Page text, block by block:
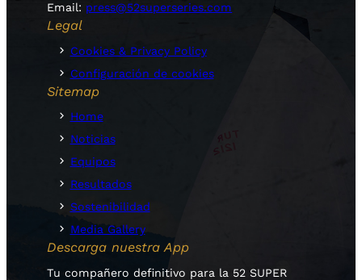
Email: press@52superseries.com
Legal
Cookies & Privacy Policy
Configuración de cookies
Sitemap
Home
Noticias
Equipos
Resultados
Sostenibilidad
Media Gallery
Descarga nuestra App
Tu compañero definitivo para la 52 SUPER